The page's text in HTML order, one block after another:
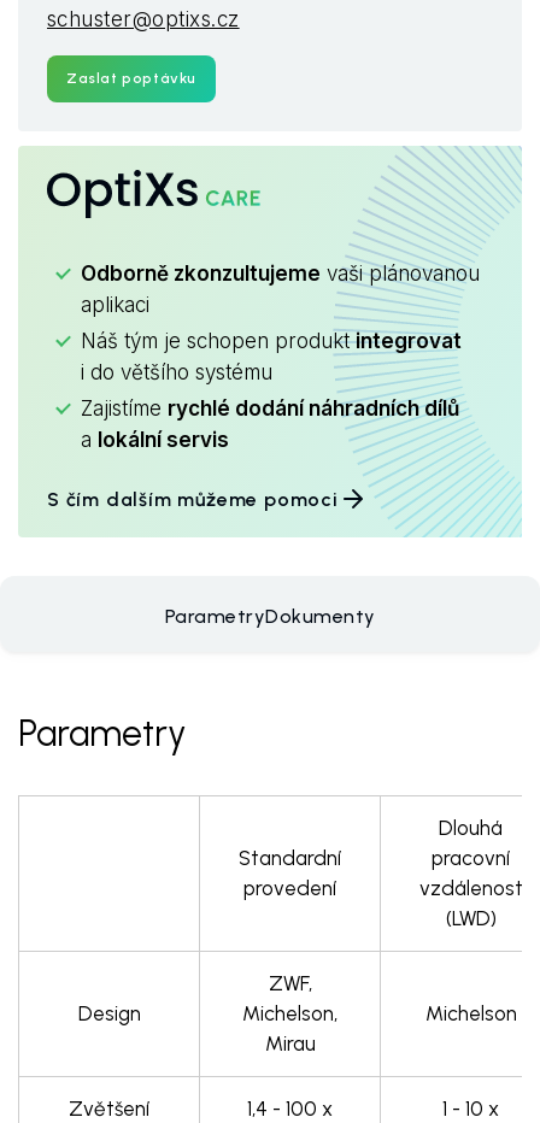
schuster@optixs.cz
Zaslat poptávku
OptiXsCARE
Odborně zkonzultujeme vaši plánovanou
aplikaci
Náš tým je schopen produktintegrovat
i do většího systému
Zajistíme rychlé dodání náhradních dílů
a lokální servis
S čím dalším můžeme pomoci
ParametryDokumenty
Parametry
Standardní
provedení
Dlouhá
pracovní
vzdálenost
(LWD)
Design
ZWF,
Michelson,
Mirau
Michelson
Zvětšení 1,4 - 100 x 1 - 10 x